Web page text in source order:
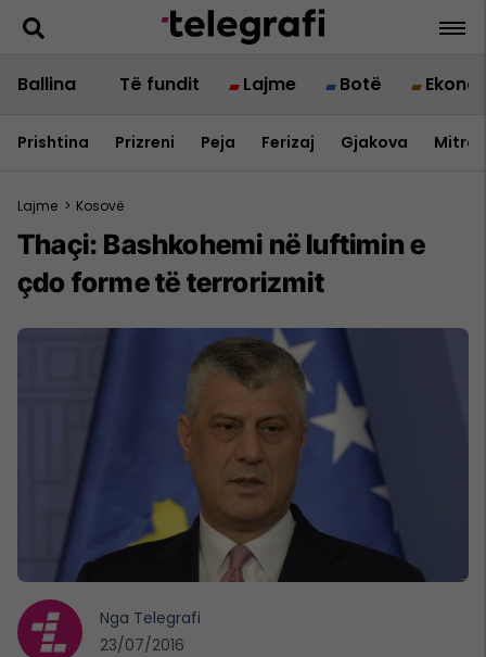
Ballina Të fundit Lajme Botë
Prishtina Prizreni Peja Ferizaj Gjakova
Lajme > Kosovë
Thaçi: Bashkohemi në luftimin e
çdo forme të terrorizmit
Nga Telegrafi
23/07/2016